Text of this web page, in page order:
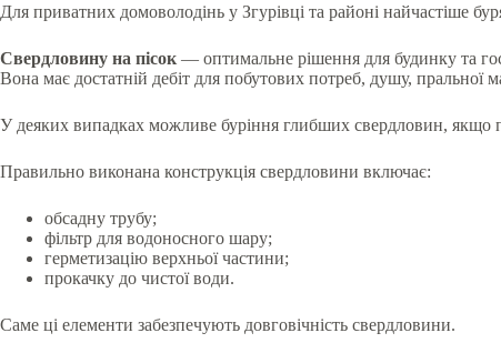
Для приватних домоволодінь у Згурівці та районі найчастіше
Свердловину на пісок — оптимальне рішення для будинку та
Вона має достатній дебіт для побутових потреб, душу, пральної
У деяких випадках можливе буріння глибших свердловин, якщо
Правильно виконана конструкція свердловини включає:
обсадну трубу;
фільтр для водоносного шару;
герметизацію верхньої частини;
прокачку до чистої води.
Саме ці елементи забезпечують довговічність свердловини.